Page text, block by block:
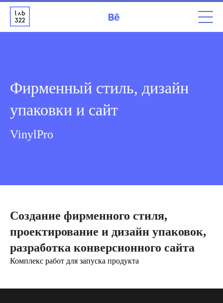
Фирменный стиль, дизайн
упаковки и сайт
VinylPro
Создание фирменного стиля,
проектирование и дизайн упаковок,
разработка конверсионного сайта
Комплекс работ для запуска продукта